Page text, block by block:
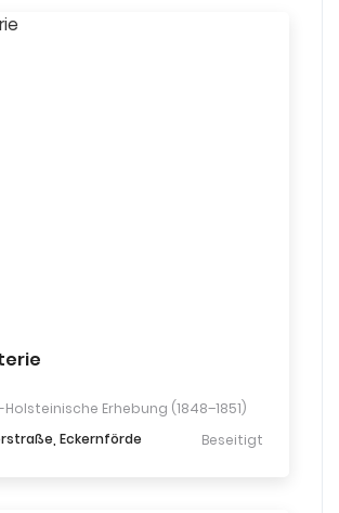
Erhebung (1848–1851)
Eckernförde
Beseitigt